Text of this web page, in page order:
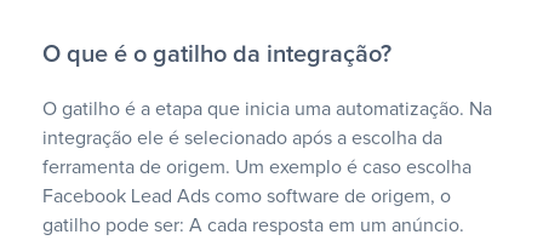
O que é o gatilho da integração?
O gatilho é a etapa que inicia uma automatização. Na
integração ele é selecionado após a escolha da
ferramenta de origem. Um exemplo é caso escolha
Facebook Lead Ads como software de origem, o
gatilho pode ser: A cada resposta em um anúncio.